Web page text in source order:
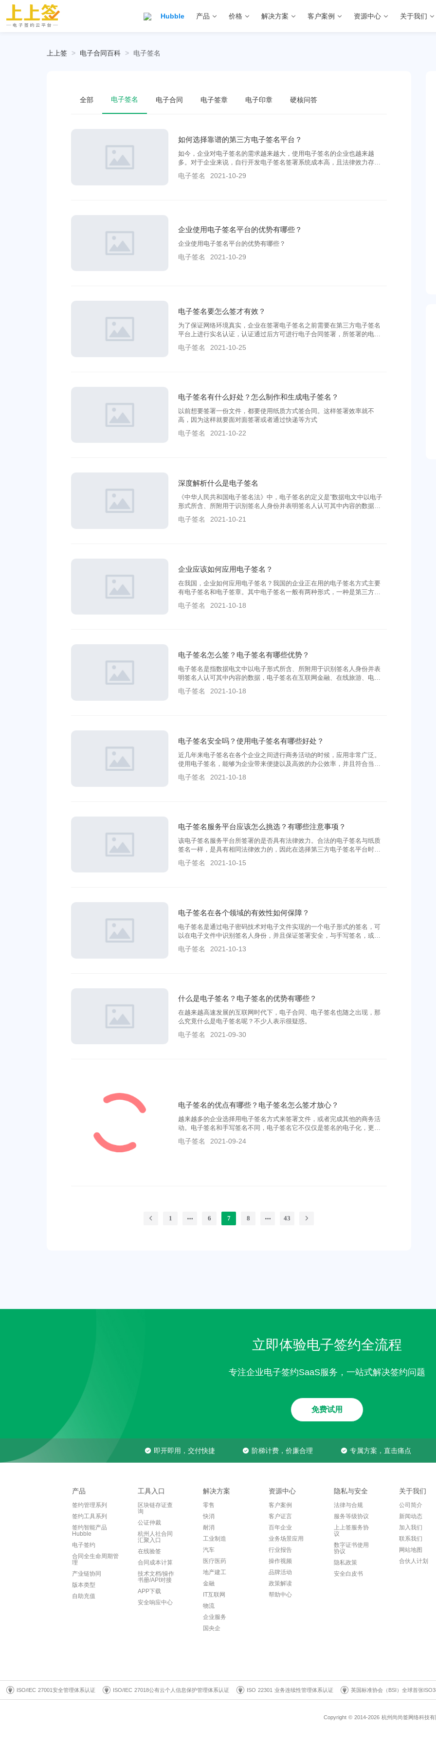
Hubble 产品 价格 解决方案 客户案例 资源中心 关于我们
上上签 > 电子合同百科 > 电子签名
全部 电子签名 电子合同 电子签章 电子印章 硬核问答
如何选择靠谱的第三方电子签名平台？
如今，企业对电子签名的需求越来越大，使用电子签名的企业也越来越
多。对于企业来说，自行开发电子签名签署系统成本高，且法律效力存
疑，因此大部分企业选择第三方平台提供的电子签名。而在众多第三方电
子签名平台中，选择什么样的平台才靠谱？
电子签名 2021-10-29
企业使用电子签名平台的优势有哪些？
企业使用电子签名平台的优势有哪些？
电子签名 2021-10-29
电子签名要怎么签才有效？
为了保证网络环境真实，企业在签署电子签名之前需要在第三方电子签名
平台上进行实名认证，认证通过后方可进行电子合同签署，所签署的电子
签名才算是有效的
电子签名 2021-10-25
电子签名有什么好处？怎么制作和生成电子签名？
以前想要签署一份文件，都要使用纸质方式签合同。这样签署效率就不
高，因为这样就要面对面签署或者通过快递等方式
电子签名 2021-10-22
深度解析什么是电子签名
《中华人民共和国电子签名法》中，电子签名的定义是“数据电文中以电子
形式所含、所附用于识别签名人身份并表明签名人认可其中内容的数据。
通过技术手段实现传统的纸面签字或者盖章的功能，以确认交易当事人的
真实身份，保证交易的安全性、真实性和不可抵赖性”电子签名并非是书面
电子签名 2021-10-21
企业应该如何应用电子签名？
在我国，企业如何应用电子签名？我国的企业正在用的电子签名方式主要
有电子签名和电子签章。其中电子签名一般有两种形式，一种是第三方电
子平台自动生成的电子签名，另外一种是手绘的电子签名，手绘电子签名
比较特殊且个性化较强。
电子签名 2021-10-18
电子签名怎么签？电子签名有哪些优势？
电子签名是指数据电文中以电子形式所含、所附用于识别签名人身份并表
明签名人认可其中内容的数据，电子签名在互联网金融、在线旅游、电子
商务等行业的应用广泛，在各个领域也表现出优势，那么，电子签名怎样
签？主要有什么优势呢？
电子签名 2021-10-18
电子签名安全吗？使用电子签名有哪些好处？
近几年来电子签名在各个企业之间进行商务活动的时候，应用非常广泛。
使用电子签名，能够为企业带来便捷以及高效的办公效率，并且符合当下
互联移动时代的发展需求。针对于目前来说，电子签名是依托于第三方电
子认证机构，所以很多企业就想知道电子签名安全吗?能够为企业带来哪些
电子签名 2021-10-18
电子签名服务平台应该怎么挑选？有哪些注意事项？
该电子签名服务平台所签署的是否具有法律效力。合法的电子签名与纸质
签名一样，是具有相同法律效力的，因此在选择第三方电子签名平台时，
我们一定要着重考虑电子签名的法律效力
电子签名 2021-10-15
电子签名在各个领域的有效性如何保障？
电子签名是通过电子密码技术对电子文件实现的一个电子形式的签名，可
以在电子文件中识别签名人身份，并且保证签署安全，与手写签名，或者
是盖章同等法律效力的电子数字手段。
电子签名 2021-10-13
什么是电子签名？电子签名的优势有哪些？
在越来越高速发展的互联网时代下，电子合同、电子签名也随之出现，那
么究竟什么是电子签名呢？不少人表示很疑惑。
电子签名 2021-09-30
动。电子签名和手写签名不同，电子签名它不仅仅是签名的电子化，更有
一个巨大发展的空间业态。电子签名的优点有哪些？电子签名怎么签放心
呢？
电子签名 2021-09-24
免费试用
阶梯计费，价廉合理 专属方案，直击痛点
签约管理系列
签约智能产品
Hubble
电子签约
合同全生命周期管
产业链协同
版本类型
自助充值
工具入口
区块链存证查
杭州人社合同
在线验签
合同成本计算
技术文档/操作
书册/API对接
APP下载
安全响应中心
解决方案
零售
耐消
汽车
医疗医药
地产建工
金融
IT互联网
物流
企业服务
国央企
资源中心
客户案例
百年企业
行业报告
操作视频
品牌活动
政策解读
帮助中心
隐私与安全
法律与合规
上上签服务协
议
数字证书使用
协议
隐私政策
安全白皮书
关于我们
公司简介
加入我们
网站地图
合伙人计划